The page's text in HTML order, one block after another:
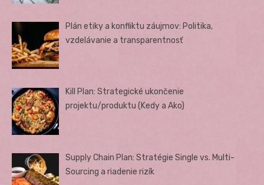
Plán etiky a konfliktu záujmov: Politika,
vzdelávanie a transparentnosť
Kill Plan: Strategické ukončenie
projektu/produktu (Kedy a Ako)
Supply Chain Plan: Stratégie Single vs. Multi-
Sourcing a riadenie rizík